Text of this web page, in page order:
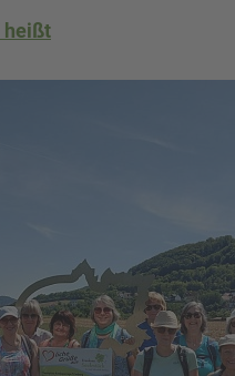
heißt